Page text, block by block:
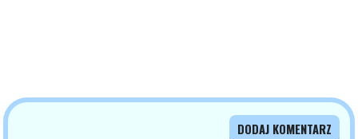
DODAJ KOMENTARZ